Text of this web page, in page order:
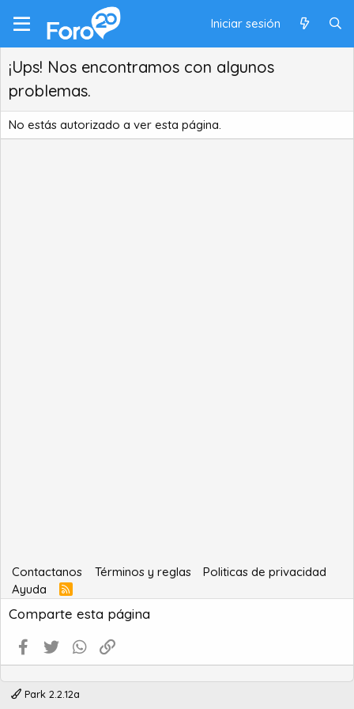
Iniciar sesión
¡Ups! Nos encontramos con algunos
problemas.
No estás autorizado a ver esta página.
Contactanos Términos y reglas
Politicas de privacidad
Ayuda
R
S
S
Comparte esta página
Facebook
Twitter WhatsApp
Park 2.2.12a